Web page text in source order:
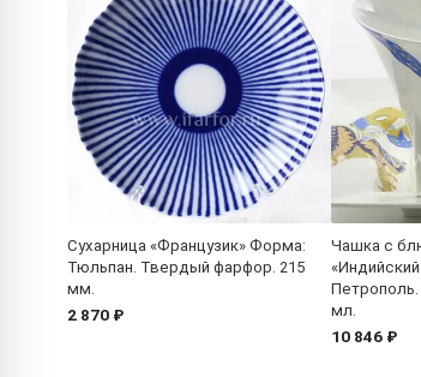
Сухарница «Французик» Форма:
Тюльпан. Твердый фарфор. 215
мм.
2 870 ₽
Чашка с
мл.
10 846 ₽